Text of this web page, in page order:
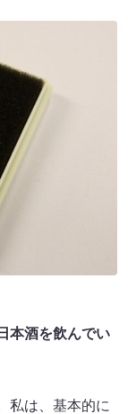
本酒を飲んでい
私は、基本的に